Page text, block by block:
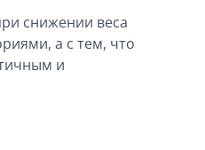
снижении веса
а с тем, что
и